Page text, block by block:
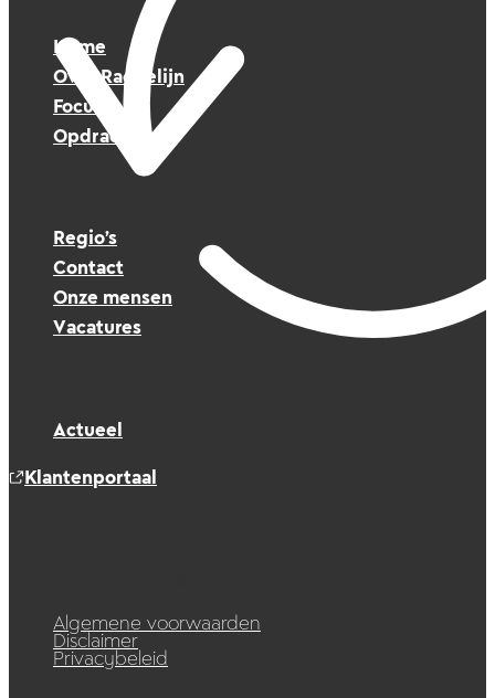
Home
Over Raedelijn
Focus
Opdrachten
Regio’s
Contact
Onze mensen
Vacatures
Actueel
Klantenportaal
Algemene voorwaarden
Disclaimer
Privacybeleid